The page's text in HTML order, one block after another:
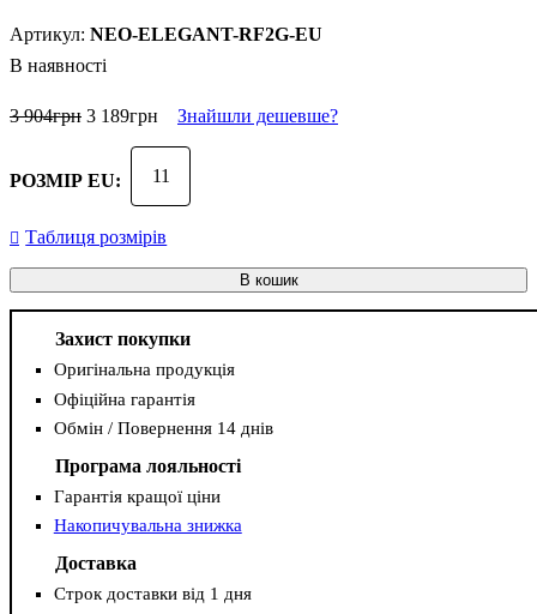
NEO-ELEGANT-RF2G-EU
В наявності
3 904грн 3 189грн Знайшли дешевше?
РОЗМІР EU: 11
Таблиця розмірів
В кошик
Захист покупки
Оригінальна продукція
Офіційна гарантія
Обмін / Повернення 14 днів
Програма лояльності
Гарантія кращої ціни
Накопичувальна знижка
Доставка
Строк доставки від 1 дня